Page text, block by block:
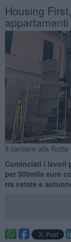
Housing
appartamenti
Il cantiere alla Rotta
Cominciati i lavori
per 500mila euro
tra estate e